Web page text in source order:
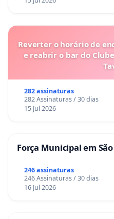
Reverter o horário de
e reabrir o bar do
282 assinaturas
282 Assinaturas / 30 dias
15 Jul 2026
Força Municipal em
246 assinaturas
246 Assinaturas / 30 dias
16 Jul 2026